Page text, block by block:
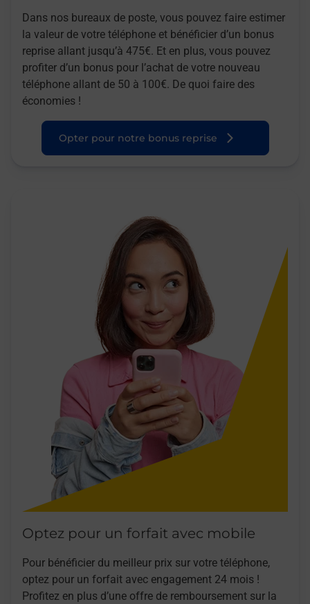
Dans nos bureaux de poste, vous pouvez faire estimer
la valeur de votre téléphone et bénéficier d’un bonus
reprise allant jusqu’à 475€. Et en plus, vous pouvez
profiter d’un bonus pour l’achat de votre nouveau
téléphone allant de 50 à 100€. De quoi faire des
économies !
Opter pour notre bonus reprise
Optez pour un forfait avec mobile
Pour bénéficier du meilleur prix sur votre téléphone,
optez pour un forfait avec engagement 24 mois !
Profitez en plus d’une offre de remboursement sur la